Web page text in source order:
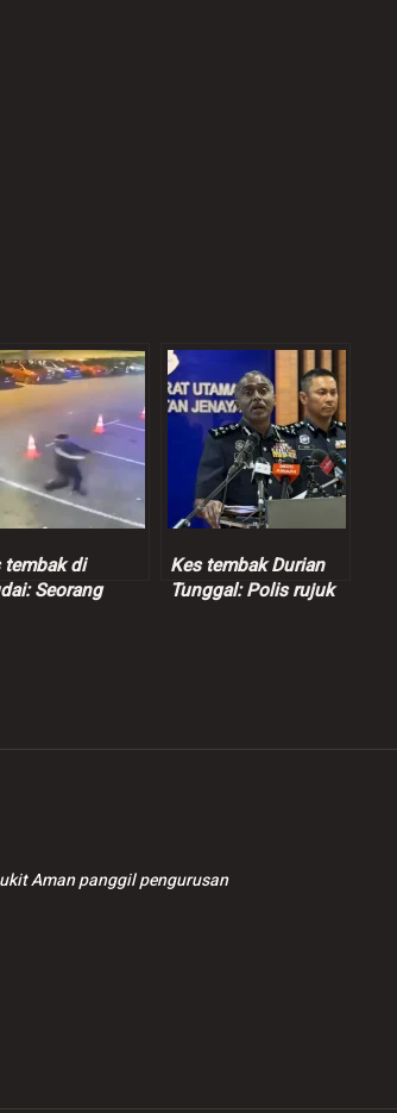
tembak di
Seorang
Kes tembak Durian
Tunggal: Polis rujuk
Aman panggil pengurusan